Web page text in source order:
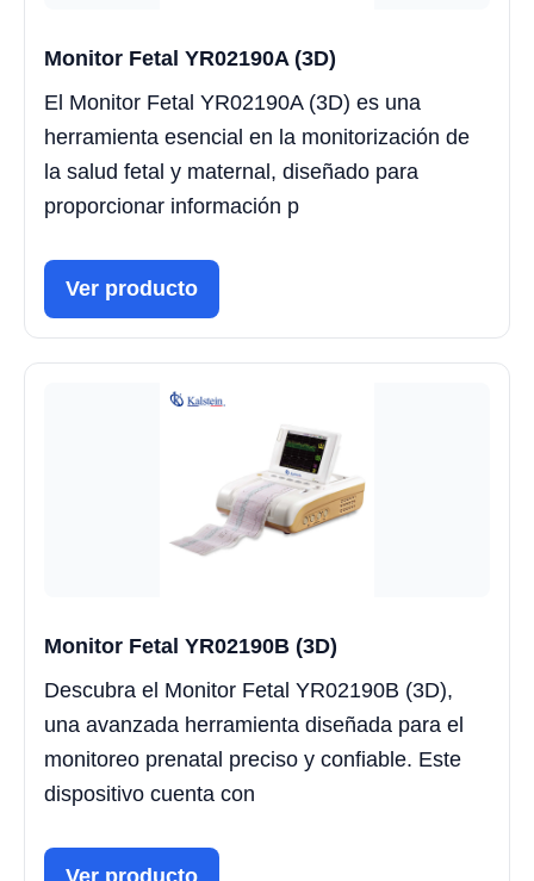
Monitor Fetal YR02190A (3D)
El Monitor Fetal YR02190A (3D) es una
herramienta esencial en la monitorización de
la salud fetal y maternal, diseñado para
proporcionar información p
Ver producto
Monitor Fetal YR02190B (3D)
Descubra el Monitor Fetal YR02190B (3D),
una avanzada herramienta diseñada para el
monitoreo prenatal preciso y confiable. Este
dispositivo cuenta con